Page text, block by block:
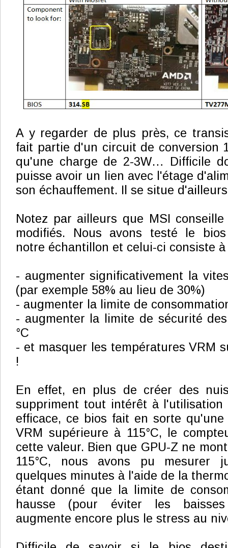
A y regarder de plus près, ce
fait partie d'un circuit de conversion
qu'une charge de 2-3W… Difficile
puisse avoir un lien avec l'étage
son échauffement. Il se situe
Notez par ailleurs que MSI
modifiés. Nous avons testé le
notre échantillon et celui-ci consiste à
- augmenter significativement la
(par exemple 58% au lieu de 30%)
- augmenter la limite de
- augmenter la limite de sécurité
°C
- et masquer les températures VRM
!
En effet, en plus de créer des
suppriment tout intérêt à l'utilisation
efficace, ce bios fait en sorte
VRM supérieure à 115°C, le
cette valeur. Bien que GPU-Z ne
115°C, nous avons pu mesurer
quelques minutes à l'aide de la
étant donné que la limite de
hausse (pour éviter les
augmente encore plus le stress au